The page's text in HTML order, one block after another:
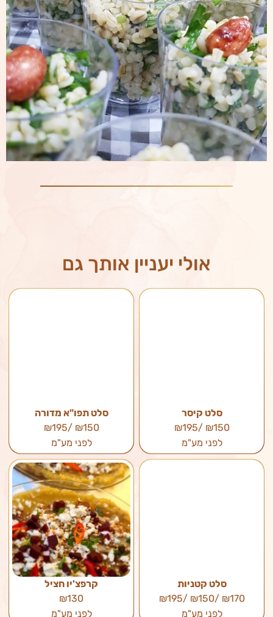
אולי יעניין אותך גם
סלט קיסר
₪150 /₪195
לפני מע"מ
סלט תפו"א מדורה
₪150 /₪195
לפני מע"מ
סלט קטניות
₪170 /₪150 /₪195
לפני מע"מ
קרפצ'יו חציל
₪130
לפני מע"מ